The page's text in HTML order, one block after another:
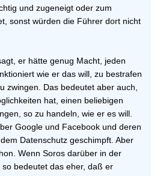
und zugeneigt oder zum
sonst würden die Führer dort nicht
er hätte genug Macht, jeden
wie er das will, zu bestrafen
zwingen. Das bedeutet aber auch,
hat, einen beliebigen
so zu handeln, wie er es will.
Google und Facebook und deren
Datenschutz geschimpft. Aber
Wenn Soros darüber in der
bedeutet das eher, daß er